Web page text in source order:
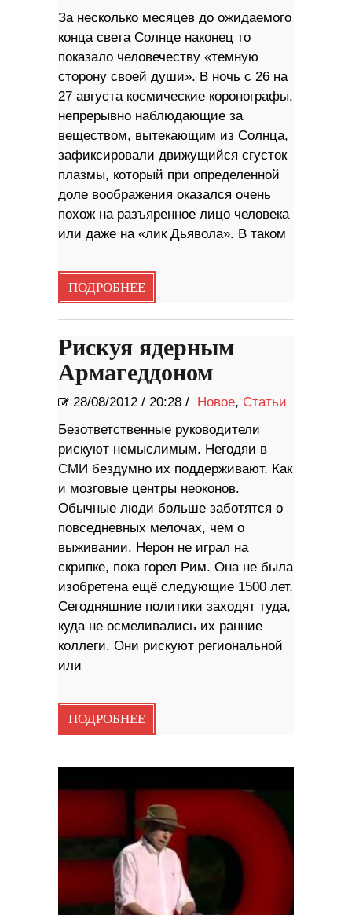
За несколько месяцев до ожидаемого
конца света Солнце наконец то
показало человечеству «темную
сторону своей души». В ночь с 26 на
27 августа космические коронографы,
непрерывно наблюдающие за
веществом, вытекающим из Солнца,
зафиксировали движущийся сгусток
плазмы, который при определенной
доле воображения оказался очень
похож на разъяренное лицо человека
или даже на «лик Дьявола». В таком
ПОДРОБНЕЕ
Рискуя ядерным
Армагеддоном
28/08/2012 / 20:28 / Новое, Статьи
Безответственные руководители
рискуют немыслимым. Негодяи в
СМИ бездумно их поддерживают. Как
и мозговые центры неоконов.
Обычные люди больше заботятся о
повседневных мелочах, чем о
выживании. Нерон не играл на
скрипке, пока горел Рим. Она не была
изобретена ещё следующие 1500 лет.
Сегодняшние политики заходят туда,
куда не осмеливались их ранние
коллеги. Они рискуют региональной
или
ПОДРОБНЕЕ